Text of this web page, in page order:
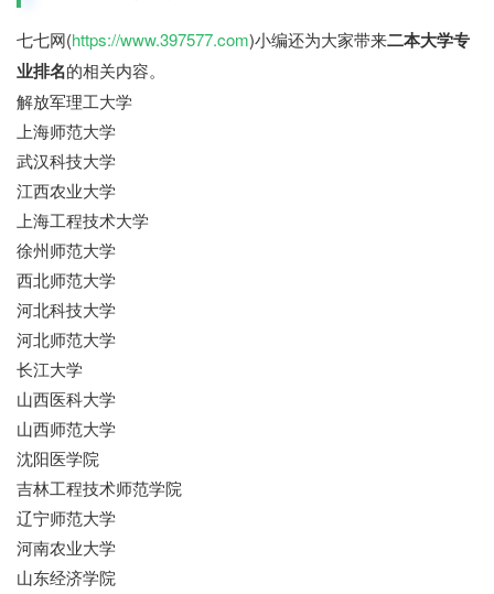
七七网(https://www.397577.com)小编还为大家带来二本大学专
业排名的相关内容。
解放军理工大学
上海师范大学
武汉科技大学
江西农业大学
上海工程技术大学
徐州师范大学
西北师范大学
河北科技大学
河北师范大学
长江大学
山西医科大学
山西师范大学
沈阳医学院
吉林工程技术师范学院
辽宁师范大学
河南农业大学
山东经济学院